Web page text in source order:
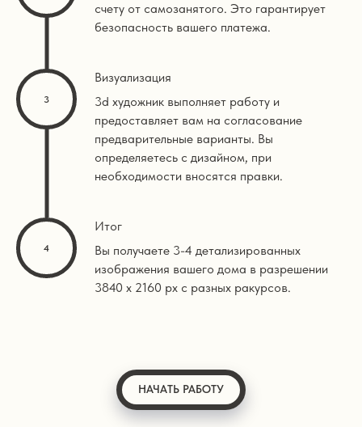
счету от самозанятого. Это гарантирует
безопасность вашего платежа.
Визуализация
3d художник выполняет работу и
предоставляет вам на согласование
предварительные варианты. Вы
определяетесь с дизайном, при
необходимости вносятся правки.
Итог
Вы получаете 3-4 детализированных
изображения вашего дома в разрешении
3840 х 2160 px с разных ракурсов.
НАЧАТЬ РАБОТУ